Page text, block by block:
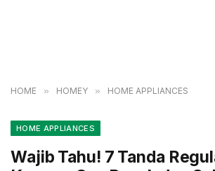
HOME » HOMEY » HOME APPLIANCES
HOME APPLIANCES
Wajib Tahu! 7 Tanda